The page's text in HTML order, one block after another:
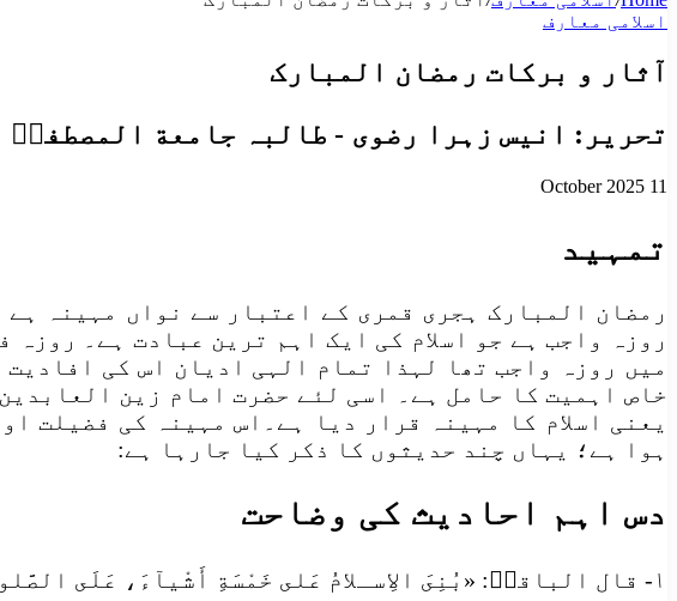
اسلامی معارف
آثار و برکات رمضان المبارک
تحریر: انیس زہرا رضوی - طالبہ جامعة المصطفیؐ
11 October 2025
تمہید
رمضان المبارک ہجری قمری کے اعتبار سے نواں مہینہ
روزہ واجب ہے جو اسلام کی ایک اہم ترین عبادت ہے۔
میں روزہ واجب تھا لہذا تمام الہی ادیان اس کی
خاص اہمیت کا حامل ہے۔ اسی لئے حضرت امام زین
یعنی اسلام کا مہینہ قرار دیا ہے۔اس مہینہ کی فضیلت
ہوا ہے؛ یہاں چند حدیثوں کا ذکر کیا جارہا ہے:
دس اہم احادیث کی وضاحت
۱- قال الباقرؑ: «بُنِىَ الاِسـلامُ عَلى خَمْسَةِ أَشْيآءَ، عَلَى الصَّلوةِ وَ الزَّكاةِ والْحَجِّ وَ الصَّـوْمِ وَ الْوِلايَـةِ» ۔